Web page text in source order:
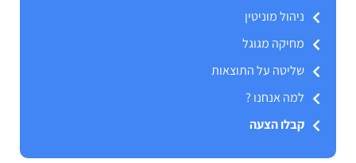
ניהול מוניטין
מחיקה מגוגל
שליטה על התוצאות
למה אנחנו ?
קבלו הצעה